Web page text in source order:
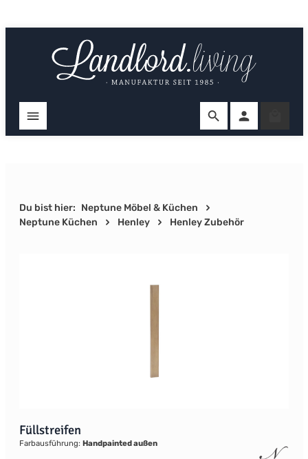
Du bist hier: Neptune Möbel & Küchen
Neptune Küchen
Henley Henley Zubehör
Füllstreifen
Farbausführung: Handpainted außen